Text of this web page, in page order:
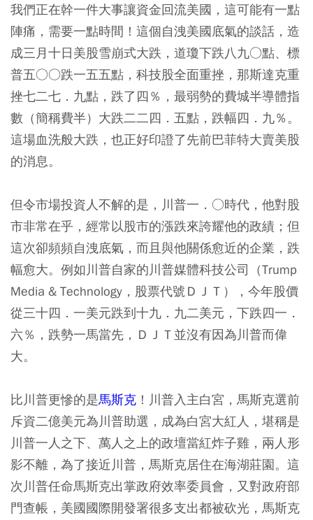
我們正在幹一件大事讓資金回流美國，這可能有一點
陣痛，需要一點時間！這個自洩美國底氣的談話，造
成三月十日美股雪崩式大跌，道瓊下跌八九○點、標
普五○○跌一五五點，科技股全面重挫，那斯達克重
挫七二七．九點，跌了四％，最弱勢的費城半導體指
數（簡稱費半）大跌二二四．五點，跌幅四．九％。
這場血洗般大跌，也正好印證了先前巴菲特大賣美股
的消息。
但令市場投資人不解的是，川普一．○時代，他對股
市非常在乎，經常以股市的漲跌來誇耀他的政績；但
這次卻頻頻自洩底氣，而且與他關係愈近的企業，跌
幅愈大。例如川普自家的川普媒體科技公司（Trump
Media & Technology，股票代號ＤＪＴ），今年股價
從三十四．一美元跌到十九．九二美元，下跌四一．
六％，跌勢一馬當先，ＤＪＴ並沒有因為川普而偉
大。
比川普更慘的是馬斯克 ！川普入主白宮，馬斯克選前
斥資二億美元為川普助選，成為白宮大紅人，堪稱是
川普一人之下、萬人之上的政壇當紅炸子雞，兩人形
影不離，為了接近川普，馬斯克居住在海湖莊園。這
次川普任命馬斯克出掌政府效率委員會，又對政府部
門查帳，美國國際開發署很多支出都被砍光，馬斯克